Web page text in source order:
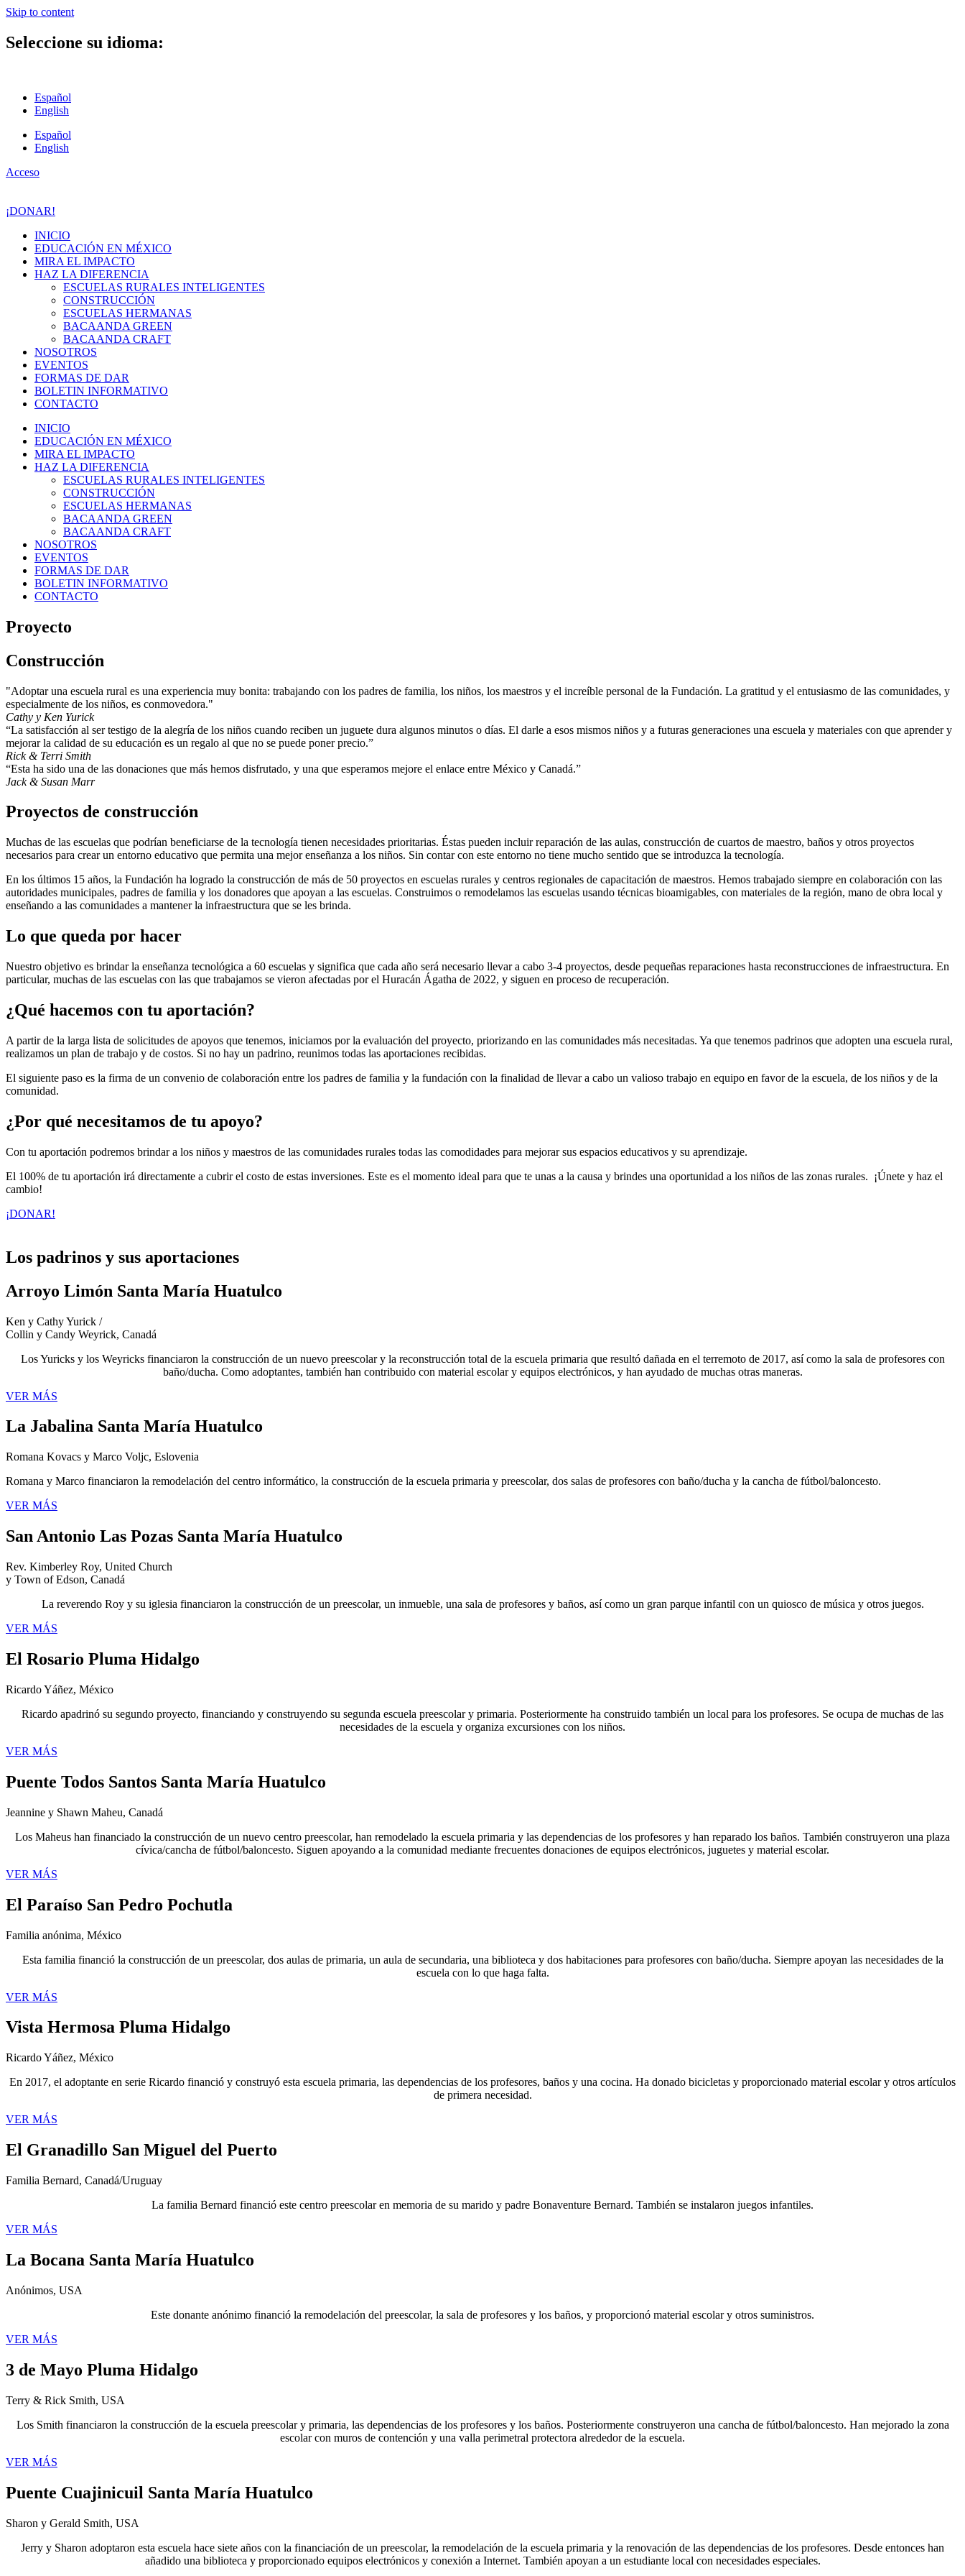
Skip to content
Seleccione su idioma:
Español
English
Español
English
Acceso
¡DONAR!
INICIO
EDUCACIÓN EN MÉXICO
MIRA EL IMPACTO
HAZ LA DIFERENCIA
ESCUELAS RURALES INTELIGENTES
CONSTRUCCIÓN
ESCUELAS HERMANAS
BACAANDA GREEN
BACAANDA CRAFT
NOSOTROS
EVENTOS
FORMAS DE DAR
BOLETIN INFORMATIVO
CONTACTO
INICIO
EDUCACIÓN EN MÉXICO
MIRA EL IMPACTO
HAZ LA DIFERENCIA
ESCUELAS RURALES INTELIGENTES
CONSTRUCCIÓN
ESCUELAS HERMANAS
BACAANDA GREEN
BACAANDA CRAFT
NOSOTROS
EVENTOS
FORMAS DE DAR
BOLETIN INFORMATIVO
CONTACTO
Proyecto
Construcción
"Adoptar una escuela rural es una experiencia muy bonita: trabajando con los padres de familia, los niños, los maestros y el increíble personal de la Fundación. La gratitud y el entusiasmo de las comunidades, y
especialmente de los niños, es conmovedora."
Cathy y Ken Yurick
“La satisfacción al ser testigo de la alegría de los niños cuando reciben un juguete dura algunos minutos o días. El darle a esos mismos niños y a futuras generaciones una escuela y materiales con que aprender y
mejorar la calidad de su educación es un regalo al que no se puede poner precio.”
Rick & Terri Smith
“Esta ha sido una de las donaciones que más hemos disfrutado, y una que esperamos mejore el enlace entre México y Canadá.”
Jack & Susan Marr
Proyectos de construcción
Muchas de las escuelas que podrían beneficiarse de la tecnología tienen necesidades prioritarias. Éstas pueden incluir reparación de las aulas, construcción de cuartos de maestro, baños y otros proyectos
necesarios para crear un entorno educativo que permita una mejor enseñanza a los niños. Sin contar con este entorno no tiene mucho sentido que se introduzca la tecnología.
En los últimos 15 años, la Fundación ha logrado la construcción de más de 50 proyectos en escuelas rurales y centros regionales de capacitación de maestros. Hemos trabajado siempre en colaboración con las
autoridades municipales, padres de familia y los donadores que apoyan a las escuelas. Construimos o remodelamos las escuelas usando técnicas bioamigables, con materiales de la región, mano de obra local y
enseñando a las comunidades a mantener la infraestructura que se les brinda.
Lo que queda por hacer
Nuestro objetivo es brindar la enseñanza tecnológica a 60 escuelas y significa que cada año será necesario llevar a cabo 3-4 proyectos, desde pequeñas reparaciones hasta reconstrucciones de infraestructura. En
particular, muchas de las escuelas con las que trabajamos se vieron afectadas por el Huracán Ágatha de 2022, y siguen en proceso de recuperación.
¿Qué hacemos con tu aportación?
A partir de la larga lista de solicitudes de apoyos que tenemos, iniciamos por la evaluación del proyecto, priorizando en las comunidades más necesitadas. Ya que tenemos padrinos que adopten una escuela rural,
realizamos un plan de trabajo y de costos. Si no hay un padrino, reunimos todas las aportaciones recibidas.
El siguiente paso es la firma de un convenio de colaboración entre los padres de familia y la fundación con la finalidad de llevar a cabo un valioso trabajo en equipo en favor de la escuela, de los niños y de la
comunidad.
¿Por qué necesitamos de tu apoyo?
Con tu aportación podremos brindar a los niños y maestros de las comunidades rurales todas las comodidades para mejorar sus espacios educativos y su aprendizaje.
El 100% de tu aportación irá directamente a cubrir el costo de estas inversiones. Este es el momento ideal para que te unas a la causa y brindes una oportunidad a los niños de las zonas rurales. ¡Únete y haz el
cambio!
¡DONAR!
Los padrinos y sus aportaciones
Arroyo Limón Santa María Huatulco
Ken y Cathy Yurick /
Collin y Candy Weyrick, Canadá
Los Yuricks y los Weyricks financiaron la construcción de un nuevo preescolar y la reconstrucción total de la escuela primaria que resultó dañada en el terremoto de 2017, así como la sala de profesores con
baño/ducha. Como adoptantes, también han contribuido con material escolar y equipos electrónicos, y han ayudado de muchas otras maneras.
VER MÁS
La Jabalina Santa María Huatulco
Romana Kovacs y Marco Voljc, Eslovenia
Romana y Marco financiaron la remodelación del centro informático, la construcción de la escuela primaria y preescolar, dos salas de profesores con baño/ducha y la cancha de fútbol/baloncesto.
VER MÁS
San Antonio Las Pozas Santa María Huatulco
Rev. Kimberley Roy, United Church
y Town of Edson, Canadá
La reverendo Roy y su iglesia financiaron la construcción de un preescolar, un inmueble, una sala de profesores y baños, así como un gran parque infantil con un quiosco de música y otros juegos.
VER MÁS
El Rosario Pluma Hidalgo
Ricardo Yáñez, México
Ricardo apadrinó su segundo proyecto, financiando y construyendo su segunda escuela preescolar y primaria. Posteriormente ha construido también un local para los profesores. Se ocupa de muchas de las
necesidades de la escuela y organiza excursiones con los niños.
VER MÁS
Puente Todos Santos Santa María Huatulco
Jeannine y Shawn Maheu, Canadá
Los Maheus han financiado la construcción de un nuevo centro preescolar, han remodelado la escuela primaria y las dependencias de los profesores y han reparado los baños. También construyeron una plaza
cívica/cancha de fútbol/baloncesto. Siguen apoyando a la comunidad mediante frecuentes donaciones de equipos electrónicos, juguetes y material escolar.
VER MÁS
El Paraíso San Pedro Pochutla
Familia anónima, México
Esta familia financió la construcción de un preescolar, dos aulas de primaria, un aula de secundaria, una biblioteca y dos habitaciones para profesores con baño/ducha. Siempre apoyan las necesidades de la
escuela con lo que haga falta.
VER MÁS
Vista Hermosa Pluma Hidalgo
Ricardo Yáñez, México
En 2017, el adoptante en serie Ricardo financió y construyó esta escuela primaria, las dependencias de los profesores, baños y una cocina. Ha donado bicicletas y proporcionado material escolar y otros artículos
de primera necesidad.
VER MÁS
El Granadillo San Miguel del Puerto
Familia Bernard, Canadá/Uruguay
La familia Bernard financió este centro preescolar en memoria de su marido y padre Bonaventure Bernard. También se instalaron juegos infantiles.
VER MÁS
La Bocana Santa María Huatulco
Anónimos, USA
Este donante anónimo financió la remodelación del preescolar, la sala de profesores y los baños, y proporcionó material escolar y otros suministros.
VER MÁS
3 de Mayo Pluma Hidalgo
Terry & Rick Smith, USA
Los Smith financiaron la construcción de la escuela preescolar y primaria, las dependencias de los profesores y los baños. Posteriormente construyeron una cancha de fútbol/baloncesto. Han mejorado la zona
escolar con muros de contención y una valla perimetral protectora alrededor de la escuela.
VER MÁS
Puente Cuajinicuil Santa María Huatulco
Sharon y Gerald Smith, USA
Jerry y Sharon adoptaron esta escuela hace siete años con la financiación de un preescolar, la remodelación de la escuela primaria y la renovación de las dependencias de los profesores. Desde entonces han
añadido una biblioteca y proporcionado equipos electrónicos y conexión a Internet. También apoyan a un estudiante local con necesidades especiales.